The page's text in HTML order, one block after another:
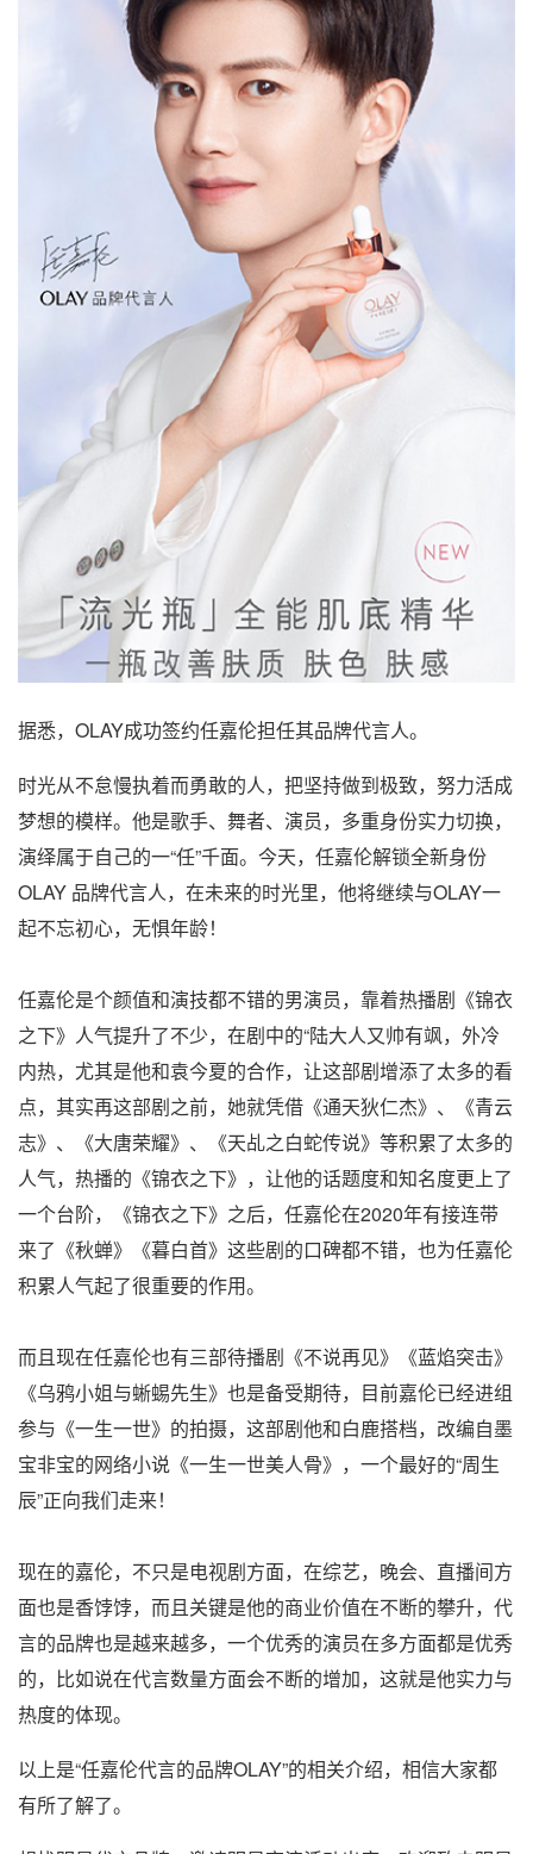
据悉，OLAY成功签约任嘉伦担任其品牌代言人。
时光从不怠慢执着而勇敢的人，把坚持做到极致，努力活成
梦想的模样。他是歌手、舞者、演员，多重身份实力切换，
演绎属于自己的一“任”千面。今天，任嘉伦解锁全新身份
OLAY 品牌代言人，在未来的时光里，他将继续与OLAY一
起不忘初心，无惧年龄！
任嘉伦是个颜值和演技都不错的男演员，靠着热播剧《锦衣
之下》人气提升了不少，在剧中的“陆大人又帅有飒，外冷
内热，尤其是他和袁今夏的合作，让这部剧增添了太多的看
点，其实再这部剧之前，她就凭借《通天狄仁杰》、《青云
志》、《大唐荣耀》、《天乩之白蛇传说》等积累了太多的
人气，热播的《锦衣之下》，让他的话题度和知名度更上了
一个台阶，《锦衣之下》之后，任嘉伦在2020年有接连带
来了《秋蝉》《暮白首》这些剧的口碑都不错，也为任嘉伦
积累人气起了很重要的作用。
而且现在任嘉伦也有三部待播剧《不说再见》《蓝焰突击》
《乌鸦小姐与蜥蜴先生》也是备受期待，目前嘉伦已经进组
参与《一生一世》的拍摄，这部剧他和白鹿搭档，改编自墨
宝非宝的网络小说《一生一世美人骨》，一个最好的“周生
辰”正向我们走来！
现在的嘉伦，不只是电视剧方面，在综艺，晚会、直播间方
面也是香饽饽，而且关键是他的商业价值在不断的攀升，代
言的品牌也是越来越多，一个优秀的演员在多方面都是优秀
的，比如说在代言数量方面会不断的增加，这就是他实力与
热度的体现。
以上是“任嘉伦代言的品牌OLAY”的相关介绍，相信大家都
有所了解了。